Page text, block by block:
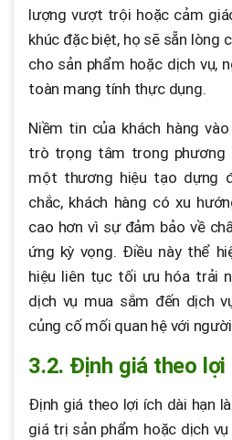
lượng vượt trội hoặc cảm
khúc đặc biệt, họ sẽ sẵn lòng
cho sản phẩm hoặc dịch vụ,
toàn mang tính thực dụng.
Niềm tin của khách hàng
trò trọng tâm trong phương
một thương hiệu tạo dựng
chắc, khách hàng có xu
cao hơn vì sự đảm bảo về
ứng kỳ vọng. Điều này thể
hiệu liên tục tối ưu hóa trải
dịch vụ mua sắm đến dịch
củng cố mối quan hệ với
3.2. Định giá theo lợi
Định giá theo lợi ích dài hạn
giá trị sản phẩm hoặc dịch